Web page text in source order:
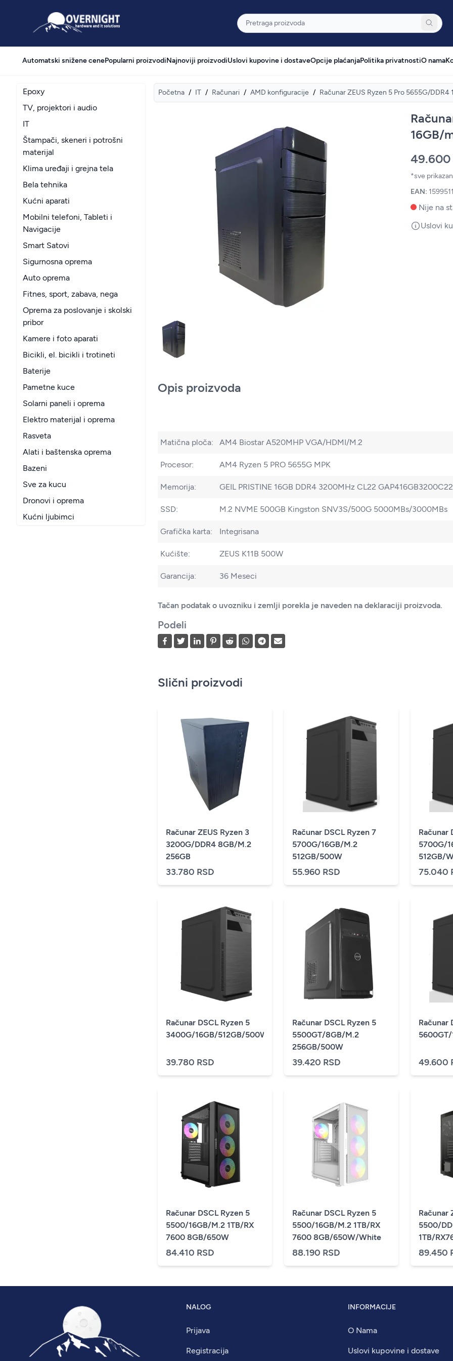
Overnight Pretraga
Automatski snižene cenePopularni proizvodiNajnoviji proizvodiUslovi kupovine i dostaveOpcije plaćanjaPolitika privatnostiO nama
Epoxy
TV, projektori i audio
IT
Štampači, skeneri i potrošni
materijal
Klima uređaji i grejna tela
Bela tehnika
Kućni aparati
Mobilni telefoni, Tableti i
Navigacije
Smart Satovi
Sigurnosna oprema
Auto oprema
Fitnes, sport, zabava, nega
Oprema za poslovanje i skolski
pribor
Kamere i foto aparati
Bicikli, el. bicikli i trotineti
Baterije
Pametne kuce
Solarni paneli i oprema
Elektro materijal i oprema
Rasveta
Alati i baštenska oprema
Bazeni
Sve za kucu
Dronovi i oprema
Kućni ljubimci
Početna / IT / Računari / AMD konfiguracije / Računar ZEUS Ryzen 5 Pro 5655G/
16GB/
49.600
*sve
EAN:
Nije na
Uslovi
Opis proizvoda
Matična ploča: AM4 Biostar A520MHP VGA/HDMI/M.2
Procesor: AM4 Ryzen 5 PRO 5655G MPK
Memorija: GEIL PRISTINE 16GB DDR4 3200MHz CL22
SSD: M.2 NVME 500GB Kingston SNV3S/500G 5000MBs/3000MBs
Grafička karta: Integrisana
Kućište: ZEUS K11B 500W
Garancija: 36 Meseci
Tačan podatak o uvozniku i zemlji porekla je naveden na deklaraciji proizvoda.
Podeli
Slični proizvodi
Računar ZEUS Ryzen 3
3200G/DDR4 8GB/M.2
256GB
33.780 RSD
Računar DSCL Ryzen 7
5700G/16GB/M.2
512GB/500W
55.960 RSD
Računar
5700G/
512GB/
75.040
Računar DSCL Ryzen 5
3400G/16GB/512GB/500W
39.780 RSD
Računar DSCL Ryzen 5
5500GT/8GB/M.2
256GB/500W
39.420 RSD
Računar
49.600
Računar DSCL Ryzen 5
5500/16GB/M.2 1TB/RX
7600 8GB/650W
84.410 RSD
Računar DSCL Ryzen 5
5500/16GB/M.2 1TB/RX
7600 8GB/650W/White
88.190 RSD
Računar
5500/
1TB/
89.450
NALOG
Prijava
Registracija
INFORMACIJE
O Nama
Uslovi kupovine i dostave